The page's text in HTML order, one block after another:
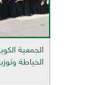
الجمعية
الخياطة